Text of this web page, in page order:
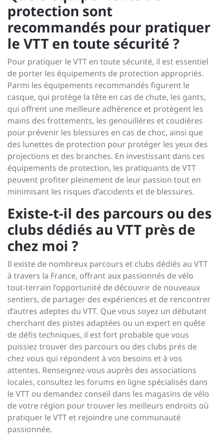
protection sont
recommandés pour pratiquer
le VTT en toute sécurité ?
Pour pratiquer le VTT en toute sécurité, il est essentiel
de porter les équipements de protection appropriés.
Parmi les équipements recommandés figurent le
casque, qui protège la tête en cas de chute, les gants,
qui offrent une meilleure adhérence et protègent les
mains des frottements, les genouillères et coudières
pour prévenir les blessures en cas de choc, ainsi que
des lunettes de protection pour protéger les yeux des
projections et des branches. En investissant dans ces
équipements de protection, les pratiquants de VTT
peuvent profiter pleinement de leur passion tout en
minimisant les risques d’accidents et de blessures.
Existe-t-il des parcours ou des
clubs dédiés au VTT près de
chez moi ?
Il existe de nombreux parcours et clubs dédiés au VTT
à travers la France, offrant aux passionnés de vélo
tout-terrain l’opportunité de découvrir de nouveaux
sentiers, de partager des expériences et de rencontrer
d’autres adeptes du VTT. Que vous soyez un débutant
cherchant des pistes adaptées ou un expert en quête
de défis techniques, il est fort probable que vous
puissiez trouver des parcours ou des clubs près de
chez vous qui répondent à vos besoins et à vos
attentes. Renseignez-vous auprès des associations
locales, consultez les forums en ligne spécialisés dans
le VTT ou demandez conseil dans les magasins de vélo
de votre région pour trouver les meilleurs endroits où
pratiquer le VTT et rejoindre une communauté
passionnée.